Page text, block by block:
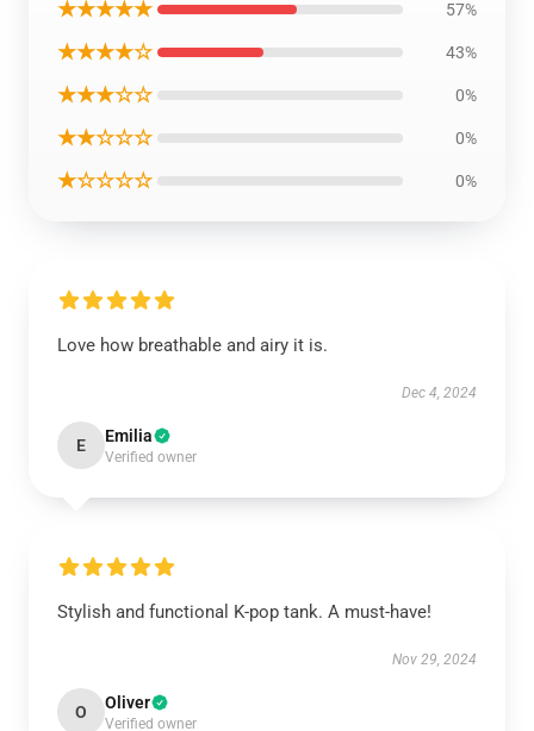
★★★★★ 57%
★★★★☆ 43%
★★★☆☆ 0%
★★☆☆☆ 0%
★☆☆☆☆ 0%
Love how breathable and airy it is.
Dec 4, 2024
E Emilia
Verified owner
Stylish and functional K-pop tank. A must-have!
Nov 29, 2024
O Oliver
Verified owner